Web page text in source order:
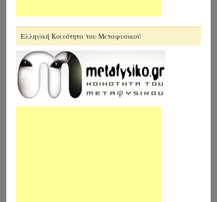
Ελληνική Κοινότητα του Μεταφυσικού